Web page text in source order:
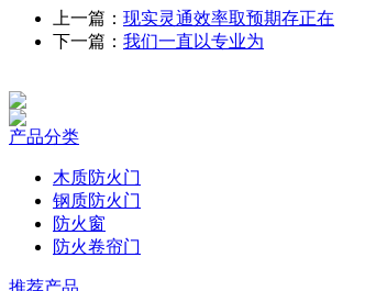
上一篇： 现实灵通效率取预期存正在
下一篇： 我们一直以专业为
产品分类
木质防火门
钢质防火门
防火窗
防火卷帘门
推荐产品